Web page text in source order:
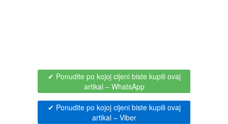
DRAMA
DRUSTVENA IGRA
100% PRIRODNO
✔ Ponudite po kojoj cijeni biste kupili ovaj
artikal – WhatsApp
✔ Ponudite po kojoj cijeni biste kupili ovaj
artikal– Viber